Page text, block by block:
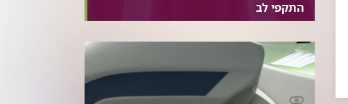
התקפי לב